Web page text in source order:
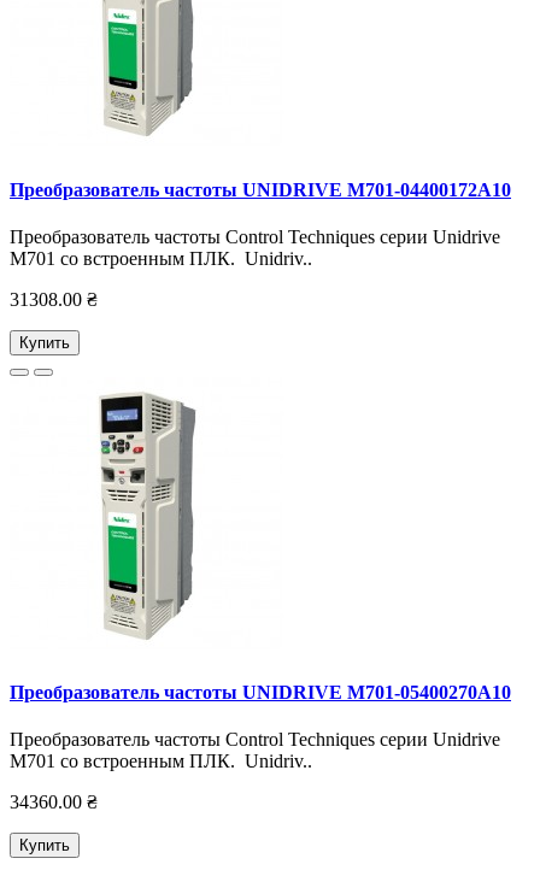
Преобразователь частоты UNIDRIVE M701-04400172А10
Преобразователь частоты Control Techniques серии Unidrive
M701 со встроенным ПЛК. Unidriv..
31308.00 ₴
Купить
Преобразователь частоты UNIDRIVE M701-05400270А10
Преобразователь частоты Control Techniques серии Unidrive
M701 со встроенным ПЛК. Unidriv..
34360.00 ₴
Купить